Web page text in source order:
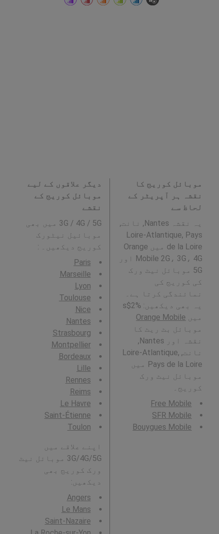
موبائل کوریج کا
نقشہ ہر آپریٹر کے
لحاظ سے
یہ نقشہ Nantes, نانت,
Loire-Atlantique, Pays
de la Loire میں Orange
Mobile 2G، 3G، 4G اور
5G موبائل نیٹ ورک
کی کوریج کی
نمائندگی کرتا ہے۔
یہ بھی دیکھیں: %2$s
میں Orange Mobile
موبائل بٹ ریٹ کا
نقشہ اور Nantes,
نانت, Loire-Atlantique,
Pays de la Loire میں
موبائل نیٹ ورک
کوریج۔
Free Mobile
SFR Mobile
Bouygues Mobile
دیگر علاقوں کے لیے
موبائل کوریج کے
نقشے
3G / 4G / 5G میں بھی
موبائیل نیٹورک
کوریج دیکھیں۔ :
Paris
Marseille
Lyon
Toulouse
Nice
Nantes
Strasbourg
Montpellier
Bordeaux
Lille
Rennes
Reims
Le Havre
Saint-Étienne
Toulon
اپنے علاقے میں
3G/4G/5G موبائل نیٹ
ورک کوریج بھی
دیکھیں:
Angers
Le Mans
Saint-Nazaire